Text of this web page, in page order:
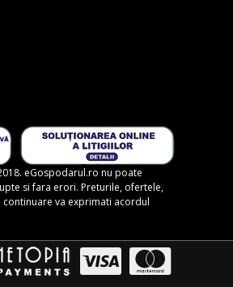
eGospodarul.ro nu poate
si fara erori. Preturile, ofertele,
va exprimati acordul